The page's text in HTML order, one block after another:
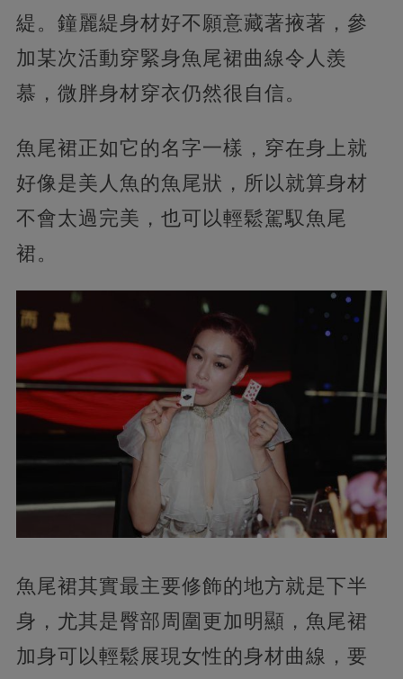
緹。鐘麗緹身材好不願意藏著掖著，參
加某次活動穿緊身魚尾裙曲線令人羨
慕，微胖身材穿衣仍然很自信。
魚尾裙正如它的名字一樣，穿在身上就
好像是美人魚的魚尾狀，所以就算身材
不會太過完美，也可以輕鬆駕馭魚尾
裙。
魚尾裙其實最主要修飾的地方就是下半
身，尤其是臀部周圍更加明顯，魚尾裙
加身可以輕鬆展現女性的身材曲線，要